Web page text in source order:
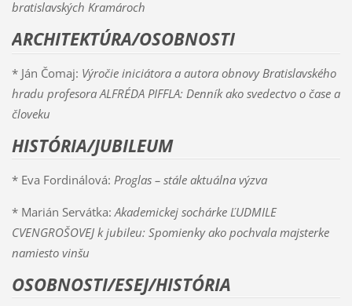
bratislavských Kramároch
ARCHITEKTÚRA/OSOBNOSTI
* Ján Čomaj: Výročie iniciátora a autora obnovy Bratislavského
hradu profesora ALFRÉDA PIFFLA: Denník ako svedectvo o čase a
človeku
HISTÓRIA/JUBILEUM
* Eva Fordinálová: Proglas – stále aktuálna výzva
* Marián Servátka: Akademickej sochárke ĽUDMILE
CVENGROŠOVEJ k jubileu: Spomienky ako pochvala majsterke
namiesto vinšu
OSOBNOSTI/ESEJ/HISTÓRIA